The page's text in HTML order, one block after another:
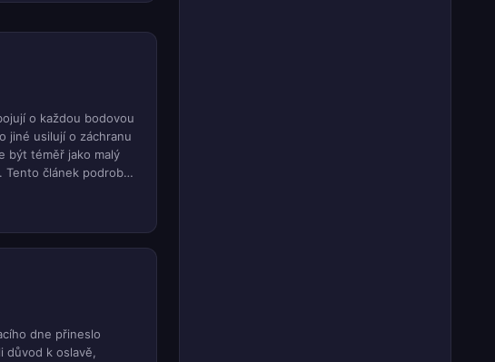
o každou bodovou
jiné usilují o záchranu
být téměř jako malý
článek podrobně
dne přineslo
k oslavě,